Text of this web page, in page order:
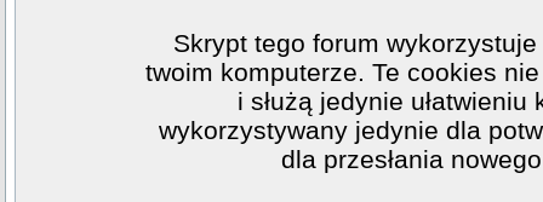
Skrypt tego forum
twoim komputerze. Te cookies
i służą jedynie
wykorzystywany jedynie dla
dla przesłania